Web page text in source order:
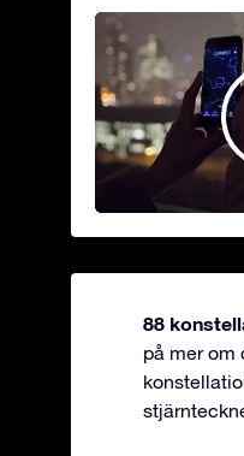
88
på mer om